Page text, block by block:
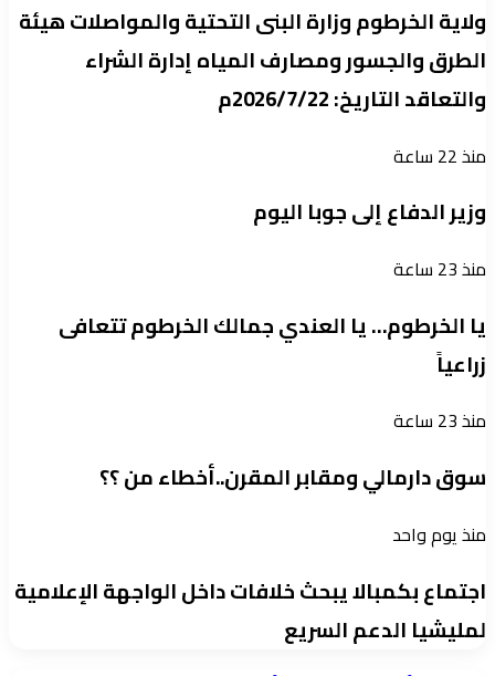
ولاية الخرطوم وزارة البنى التحتية والمواصلات هيئة
الطرق والجسور ومصارف المياه إدارة الشراء
والتعاقد التاريخ: 2026/7/22م
منذ 22 ساعة
وزير الدفاع إلى جوبا اليوم
منذ 23 ساعة
يا الخرطوم… يا العندي جمالك الخرطوم تتعافى
زراعياً
منذ 23 ساعة
سوق دارمالي ومقابر المقرن..أخطاء من ؟؟
منذ يوم واحد
اجتماع بكمبالا يبحث خلافات داخل الواجهة الإعلامية
لمليشيا الدعم السريع